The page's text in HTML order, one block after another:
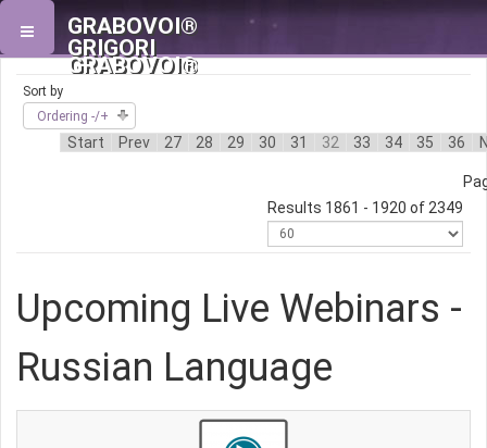
GRABOVOI®
GRIGORI
GRABOVOI®
Sort by
Ordering -/+
Start Prev 27 28 29 30 31 32 33 34 35 36
Results 1861 - 1920 of 2349
Upcoming Live Webinars -
Russian Language